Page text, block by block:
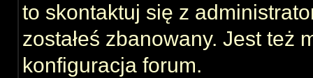
to skontaktuj się z
zostałeś zbanowany. Jest też
konfiguracja forum.